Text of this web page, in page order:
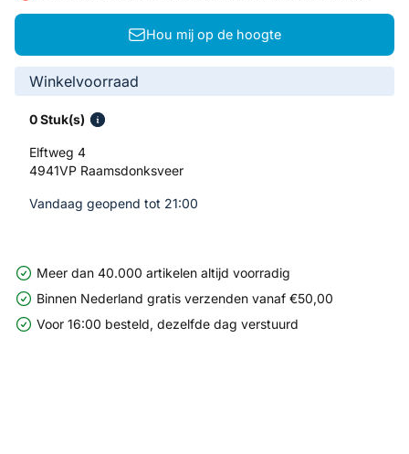
Hou mij op de hoogte
Winkelvoorraad
0 Stuk(s)
Elftweg 4
4941VP Raamsdonksveer
Vandaag geopend tot 21:00
Meer dan 40.000 artikelen altijd voorradig
Binnen Nederland gratis verzenden vanaf €50,00
Voor 16:00 besteld, dezelfde dag verstuurd